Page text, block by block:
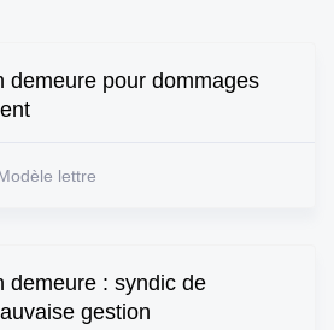
demeure pour dommages
lettre
demeure : syndic de
gestion